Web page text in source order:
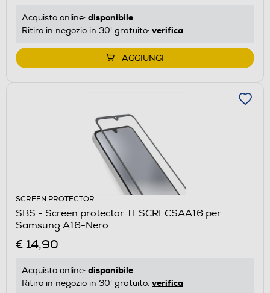
Acquisto online: disponibile
Ritiro in negozio in 30' gratuito: verifica
AGGIUNGI
SCREEN PROTECTOR
SBS - Screen protector TESCRFCSAA16 per
Samsung A16-Nero
€ 14,90
Acquisto online: disponibile
Ritiro in negozio in 30' gratuito: verifica